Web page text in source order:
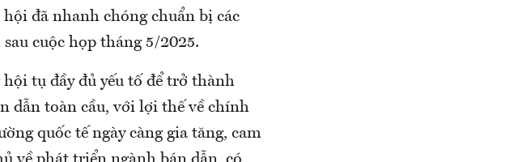
đã nhanh chóng chuẩn bị các
cuộc họp tháng 5/2025.
tụ đầy đủ yếu tố để trở thành
dẫn toàn cầu, với lợi thế về chính
quốc tế ngày càng gia tăng, cam